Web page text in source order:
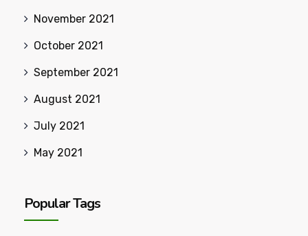
November 2021
October 2021
September 2021
August 2021
July 2021
May 2021
Popular Tags